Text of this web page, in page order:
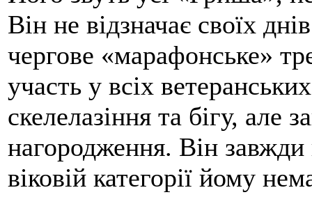
Він не відзначає своїх
чергове «марафонське»
участь у всіх
скелелазіння та бігу, але
нагородження. Він
віковій категорії йому